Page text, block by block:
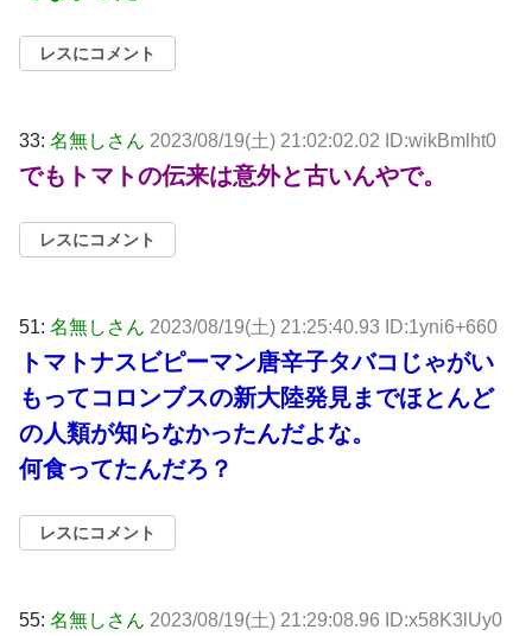
レスにコメント
33: 名無しさん 2023/08/19(土) 21:02:02.02 ID:wikBmlht0
でもトマトの伝来は意外と古いんやで。
レスにコメント
51: 名無しさん 2023/08/19(土) 21:25:40.93 ID:1yni6+660
トマトナスビピーマン唐辛子タバコじゃがい
もってコロンブスの新大陸発見までほとんど
の人類が知らなかったんだよな。
何食ってたんだろ？
レスにコメント
55: 名無しさん 2023/08/19(土) 21:29:08.96 ID:x58K3lUy0